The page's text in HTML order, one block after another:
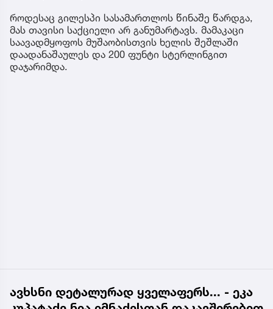
როდესაც გილესპი სასამართლოს წინაშე წარდგა,
მას თავისი საქციელი არ განუმარტავს. მამაკაცი
საავადმყოფოს მუშაობისთვის ხელის შეშლაში
დაადანაშაულეს და 200 ფუნტი სტერლინგით
დაჯარიმდა.
ავხსნი დეტალურად ყველაფერს... - ეკა